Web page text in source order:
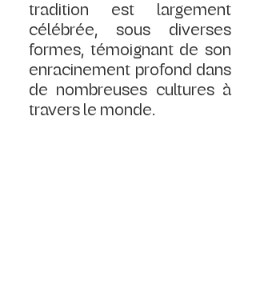
tradition est largement
célébrée, sous diverses
formes, témoignant de son
enracinement profond dans
de nombreuses cultures à
travers le monde.